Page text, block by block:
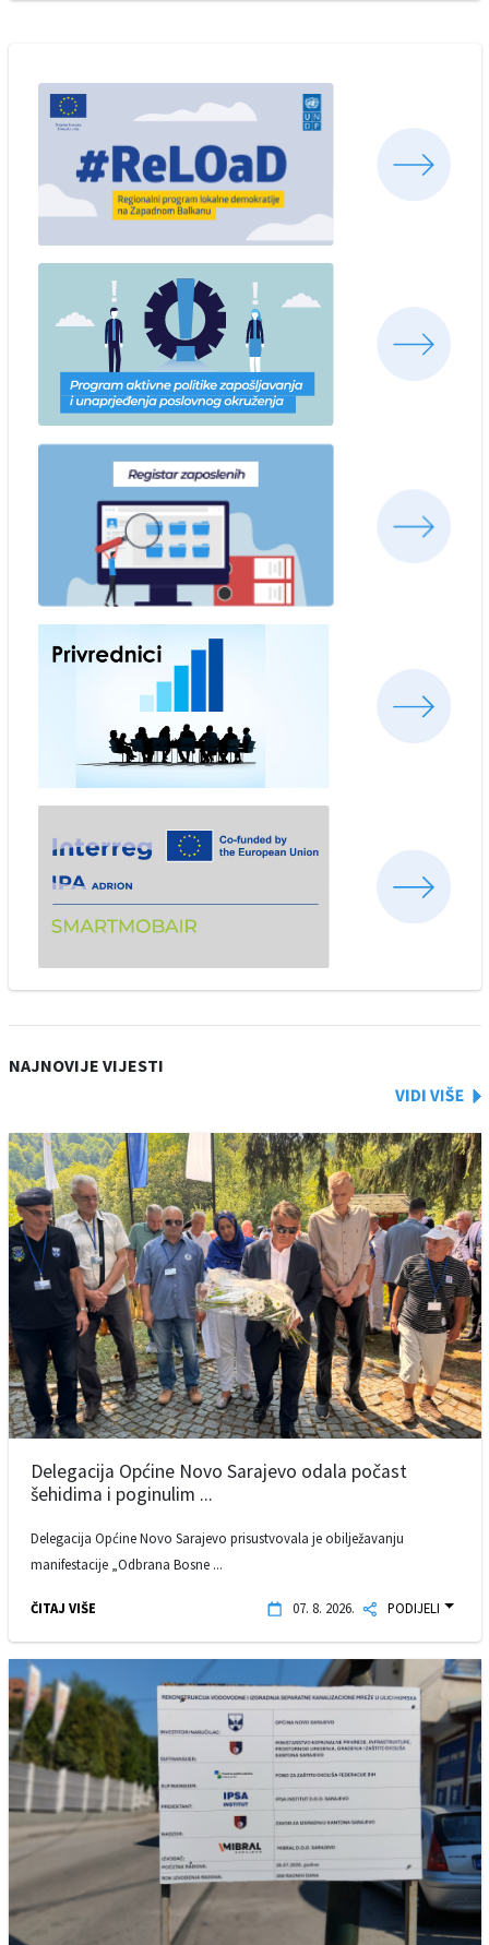
NAJNOVIJE VIJESTI
Delegacija Općine Novo Sarajevo odala počast
šehidima i poginulim ...
Delegacija Općine Novo Sarajevo prisustvovala je obilježavanju
manifestacije „Odbrana Bosne ...
ČITAJ VIŠE 07. 8. 2026. PODIJELI